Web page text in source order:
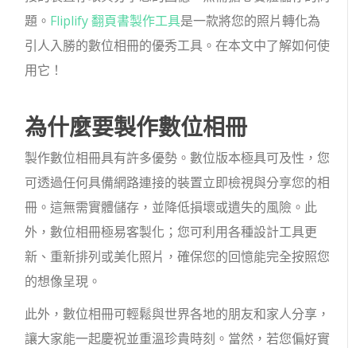
題。 Fliplify 翻頁書製作工具是一款將您的照片轉化為
引人入勝的數位相冊的優秀工具。在本文中了解如何使
用它！
為什麼要製作數位相冊
製作數位相冊具有許多優勢。數位版本極具可及性，您
可透過任何具備網路連接的裝置立即檢視與分享您的相
冊。這無需實體儲存，並降低損壞或遺失的風險。此
外，數位相冊極易客製化；您可利用各種設計工具更
新、重新排列或美化照片，確保您的回憶能完全按照您
的想像呈現。
此外，數位相冊可輕鬆與世界各地的朋友和家人分享，
讓大家能一起慶祝並重溫珍貴時刻。當然，若您偏好實